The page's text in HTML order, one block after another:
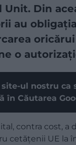
Unit. Din
au
o
site-ul nostru ca
în Căutarea
contra cost, a
cetățenii UE la